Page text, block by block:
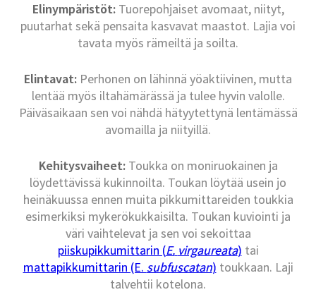
Elinympäristöt:Tuorepohjaiset avomaat, niityt,
puutarhat sekä pensaita kasvavat maastot. Lajia voi
tavata myös rämeiltä ja soilta.
Elintavat: Perhonen on lähinnä yöaktiivinen, mutta
lentää myös iltahämärässä ja tulee hyvin valolle.
Päiväsaikaan sen voi nähdä hätyytettynä lentämässä
avomailla ja niityillä.
Kehitysvaiheet:Toukka on moniruokainen ja
löydettävissä kukinnoilta. Toukan löytää usein jo
heinäkuussa ennen muita pikkumittareiden toukkia
esimerkiksi mykerökukkaisilta. Toukan kuviointi ja
väri vaihtelevat ja sen voi sekoittaa
piiskupikkumittarin (E. virgaureata) tai
mattapikkumittarin (E. subfuscatan) toukkaan. Laji
talvehtii kotelona.